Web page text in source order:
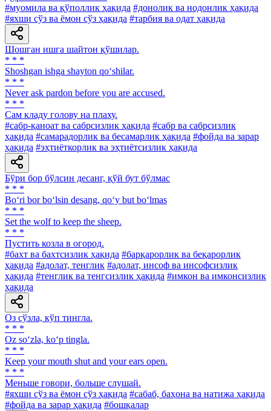
#муомила ва қўполлик ҳақида #донолик ва нодонлик ҳақида
#яхши сўз ва ёмон сўз ҳақида #тарбия ва одат ҳақида
Шошган ишга шайтон қўшилар.
* * *
Shoshgan ishga shayton qo‘shilar.
* * *
Never ask pardon before you are accused.
* * *
Сам кладу голову на плаху.
#сабр-қаноат ва сабрсизлик ҳақида #сабр ва сабрсизлик
ҳақида #самарадорлик ва бесамарлик ҳақида #фойда ва зарар
ҳақида #эҳтиёткорлик ва эҳтиётсизлик ҳақида
Бўри бор бўлсин десанг, қўй бут бўлмас
* * *
Bo‘ri bor bo‘lsin desang, qo‘y but bo‘lmas
* * *
Set the wolf to keep the sheep.
* * *
Пустить козла в огород.
#бахт ва бахтсизлик ҳақида #барқарорлик ва беқарорлик
ҳақида #адолат, тенглик #адолат, инсоф ва инсофсизлик
ҳақида #тенглик ва тенгсизлик ҳақида #имкон ва имконсизлик
ҳақида
Оз сўзла, кўп тингла.
* * *
Oz so‘zla, ko‘p tingla.
* * *
Keep your mouth shut and your ears open.
* * *
Меньше говори, больше слушай.
#яхши сўз ва ёмон сўз ҳақида #сабаб, баҳона ва натижа ҳақида
#фойда ва зарар ҳақида #бошқалар